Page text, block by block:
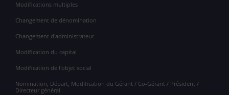
Modifications multiples
Changement de dénomination
Changement d'administrateur
Modification du capital
Modification de l'objet social
Nomination, Départ, Modification du Gérant / Co-Gérant / Président /
Directeur général